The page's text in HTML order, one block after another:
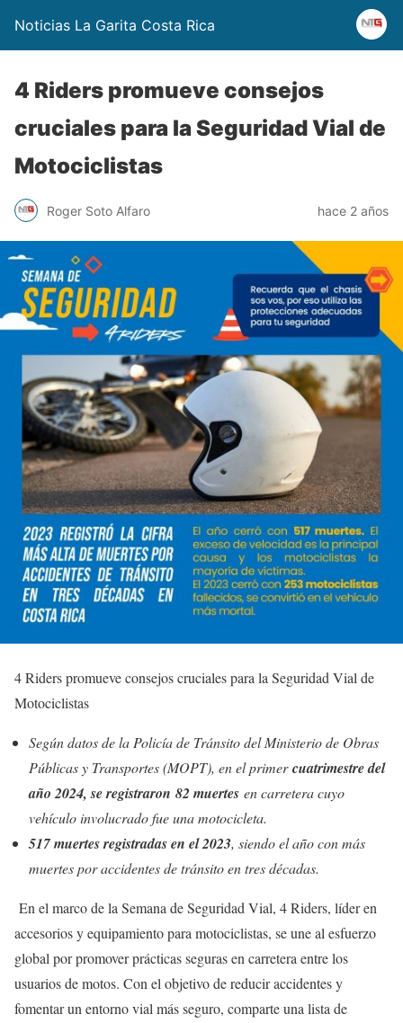
Noticias La Garita Costa Rica
4 Riders promueve consejos
cruciales para la Seguridad Vial de
Motociclistas
Roger Soto Alfaro hace 2 años
4 Riders promueve consejos cruciales para la Seguridad Vial de
Motociclistas
Según datos de la Policía de Tránsito del Ministerio de Obras
Públicas y Transportes (MOPT), en el primercuatrimestre del
año 2024, se registraron 82 muertes en carretera cuyo
vehículo involucrado fue una motocicleta.
517 muertes registradas en el 2023, siendo el año con más
muertes por accidentes de tránsito en tres décadas.
En el marco de la Semana de Seguridad Vial, 4 Riders, líder en
accesorios y equipamiento para motociclistas, se une al esfuerzo
global por promover prácticas seguras en carretera entre los
usuarios de motos. Con el objetivo de reducir accidentes y
fomentar un entorno vial más seguro, comparte una lista de